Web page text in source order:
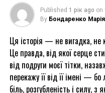
Published 1 рік ago on
By Бондаренко Марія
Ця історія — не вигадка, не
Це правда, від якої серце
від подруги моєї тітки,
перекажу її від її імені —
біль, розгубленість і силу,